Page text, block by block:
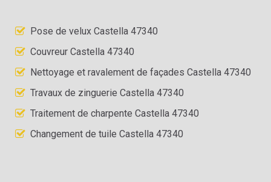
Pose de velux Castella 47340
Couvreur Castella 47340
Nettoyage et ravalement de façades Castella 47340
Travaux de zinguerie Castella 47340
Traitement de charpente Castella 47340
Changement de tuile Castella 47340